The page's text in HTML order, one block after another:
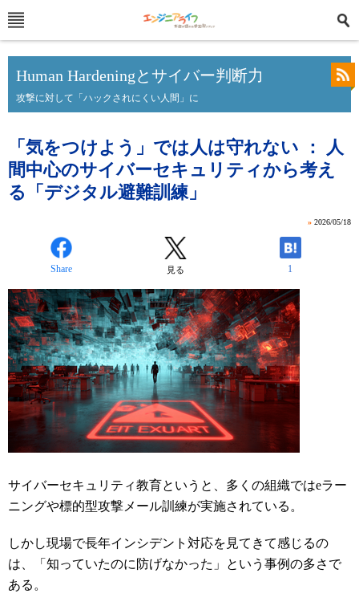
Human Hardeningとサイバー判断力
攻撃に対して「ハックされにくい人間」に
「気をつけよう」では人は守れない ： 人
間中心のサイバーセキュリティから考え
る「デジタル避難訓練」
» 2026/05/18
Share 見る 1
サイバーセキュリティ教育というと、多くの組織ではeラー
ニングや標的型攻撃メール訓練が実施されている。
しかし現場で長年インシデント対応を見てきて感じるの
は、「知っていたのに防げなかった」という事例の多さで
ある。